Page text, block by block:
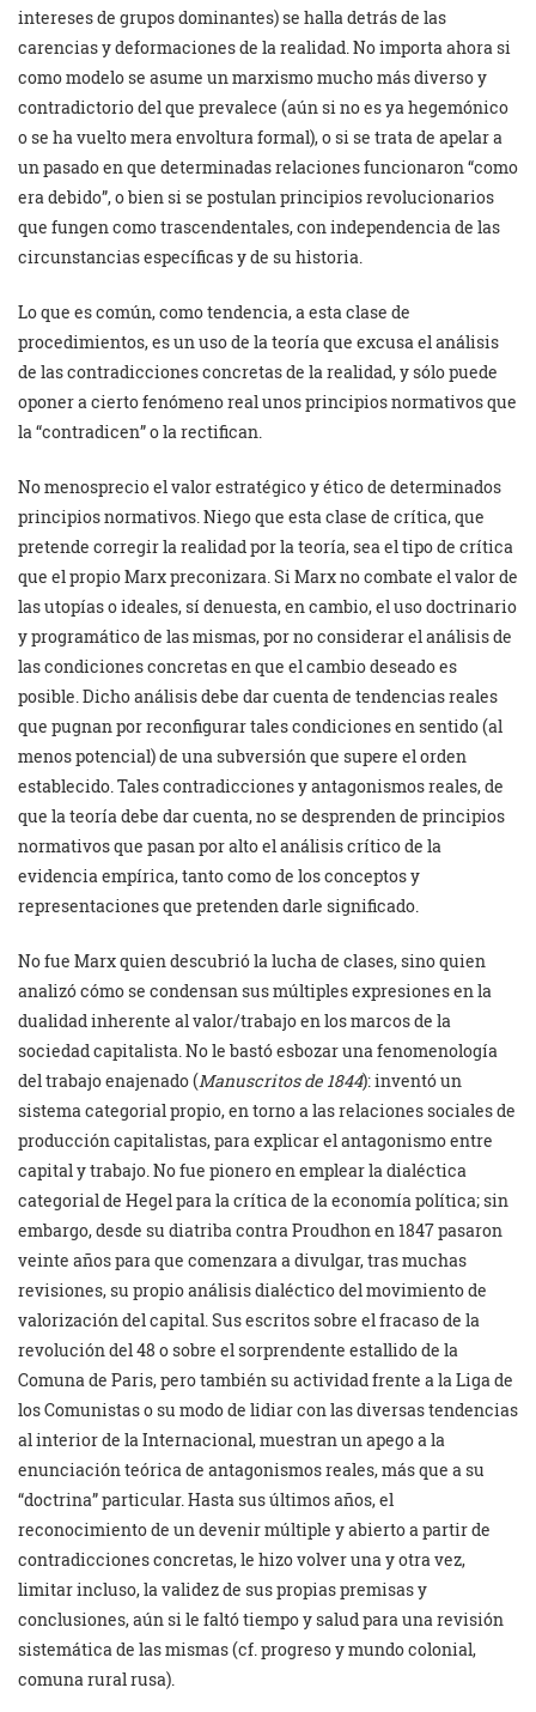
intereses de grupos dominantes) se halla detrás de las
carencias y deformaciones de la realidad. No importa ahora si
como modelo se asume un marxismo mucho más diverso y
contradictorio del que prevalece (aún si no es ya hegemónico
o se ha vuelto mera envoltura formal), o si se trata de apelar a
un pasado en que determinadas relaciones funcionaron “como
era debido”, o bien si se postulan principios revolucionarios
que fungen como trascendentales, con independencia de las
circunstancias específicas y de su historia.
Lo que es común, como tendencia, a esta clase de
procedimientos, es un uso de la teoría que excusa el análisis
de las contradicciones concretas de la realidad, y sólo puede
oponer a cierto fenómeno real unos principios normativos que
la “contradicen” o la rectifican.
No menosprecio el valor estratégico y ético de determinados
principios normativos. Niego que esta clase de crítica, que
pretende corregir la realidad por la teoría, sea el tipo de crítica
que el propio Marx preconizara. Si Marx no combate el valor de
las utopías o ideales, sí denuesta, en cambio, el uso doctrinario
y programático de las mismas, por no considerar el análisis de
las condiciones concretas en que el cambio deseado es
posible. Dicho análisis debe dar cuenta de tendencias reales
que pugnan por reconfigurar tales condiciones en sentido (al
menos potencial) de una subversión que supere el orden
establecido. Tales contradicciones y antagonismos reales, de
que la teoría debe dar cuenta, no se desprenden de principios
normativos que pasan por alto el análisis crítico de la
evidencia empírica, tanto como de los conceptos y
representaciones que pretenden darle significado.
No fue Marx quien descubrió la lucha de clases, sino quien
analizó cómo se condensan sus múltiples expresiones en la
dualidad inherente al valor/trabajo en los marcos de la
sociedad capitalista. No le bastó esbozar una fenomenología
del trabajo enajenado (Manuscritos de 1844): inventó un
sistema categorial propio, en torno a las relaciones sociales de
producción capitalistas, para explicar el antagonismo entre
capital y trabajo. No fue pionero en emplear la dialéctica
categorial de Hegel para la crítica de la economía política; sin
embargo, desde su diatriba contra Proudhon en 1847 pasaron
veinte años para que comenzara a divulgar, tras muchas
revisiones, su propio análisis dialéctico del movimiento de
valorización del capital. Sus escritos sobre el fracaso de la
revolución del 48 o sobre el sorprendente estallido de la
Comuna de Paris, pero también su actividad frente a la Liga de
los Comunistas o su modo de lidiar con las diversas tendencias
al interior de la Internacional, muestran un apego a la
enunciación teórica de antagonismos reales, más que a su
“doctrina” particular. Hasta sus últimos años, el
reconocimiento de un devenir múltiple y abierto a partir de
contradicciones concretas, le hizo volver una y otra vez,
limitar incluso, la validez de sus propias premisas y
conclusiones, aún si le faltó tiempo y salud para una revisión
sistemática de las mismas (cf. progreso y mundo colonial,
comuna rural rusa).